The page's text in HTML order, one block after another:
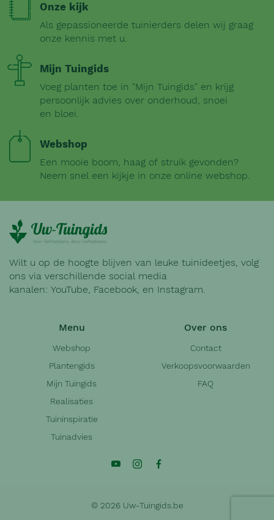
Onze kijk
Als gepassioneerde tuinierders delen wij graag
onze kennis met u.
Mijn Tuingids
Voeg planten toe in "Mijn Tuingids" en krijg
persoonlijk advies over onderhoud, snoei
en bloei.
Webshop
Een mooie boom, haag of struik gevonden?
Neem snel een kijkje in onze online webshop.
Wilt u op de hoogte blijven van leuke tuinideetjes, volg
ons via verschillende social media
kanalen: YouTube, Facebook, en Instagram.
Menu
Webshop
Plantengids
Mijn Tuingids
Realisaties
Tuininspiratie
Tuinadvies
Over ons
Contact
Verkoopsvoorwaarden
FAQ
© 2026 Uw-Tuingids.be